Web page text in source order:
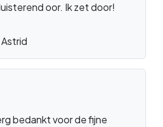
oor. Ik zet door!
bedankt voor de fijne